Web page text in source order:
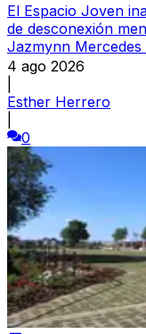
El Espacio Joven
de desconexión
Jazmynn Mercedes
4 ago 2026
Esther Herrero
0